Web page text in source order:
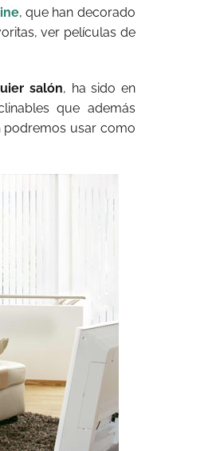
, que han decorado
ver películas de
salón, ha sido en
que además
podremos usar como